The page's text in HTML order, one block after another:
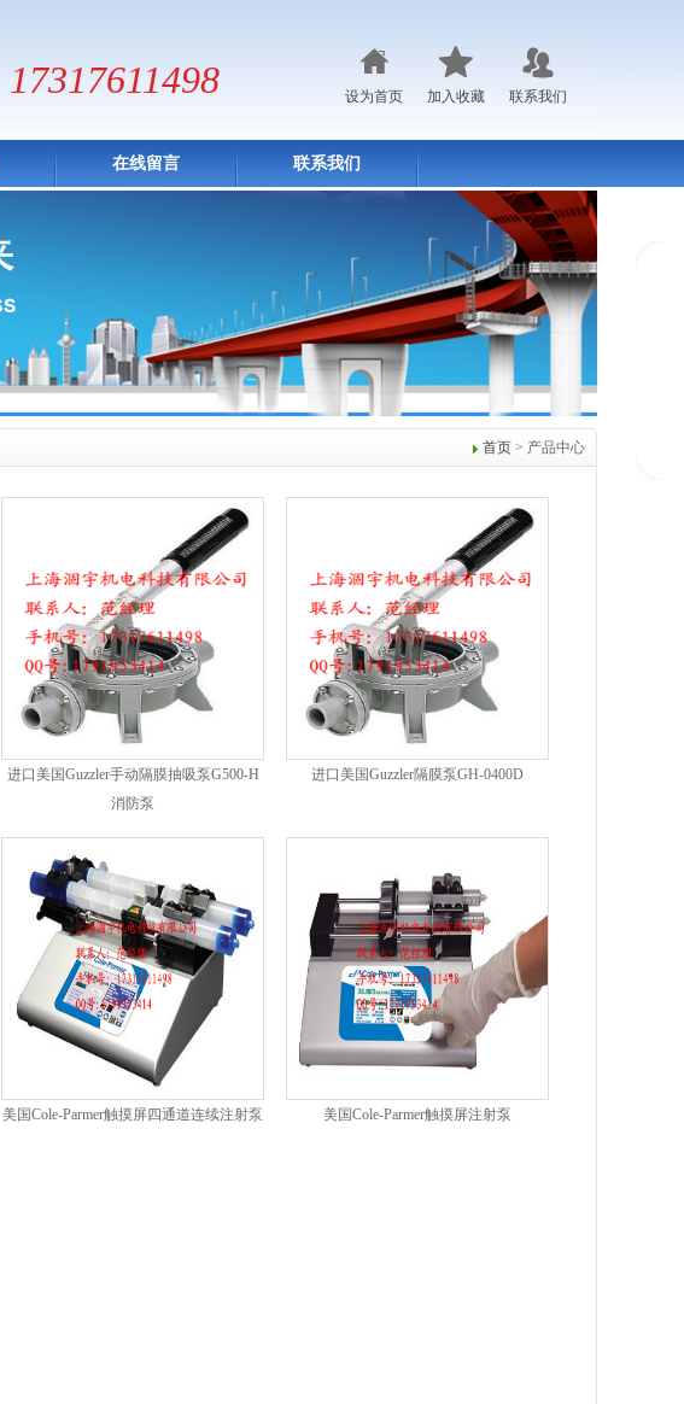
17317611498 设为首页 加入收藏 联系我们
在线留言 联系我们
首页 > 产品中心
进口美国Guzzler手动隔膜抽吸泵G500-H
消防泵
进口美国Guzzler隔膜泵GH-0400D
美国Cole-Parmer触摸屏四通道连续注射泵 美国Cole-Parmer触摸屏注射泵